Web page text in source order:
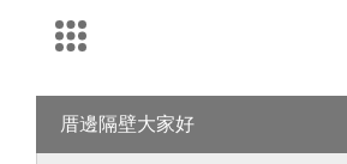
厝邊隔壁大家好